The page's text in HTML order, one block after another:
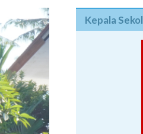
Kepala